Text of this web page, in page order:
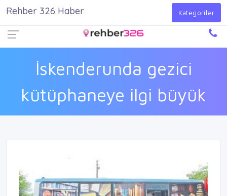
Giriş Yap
İskenderunda gezici
kütüphaneye ilgi büyük
Rehber 326 Haber Kategoriler